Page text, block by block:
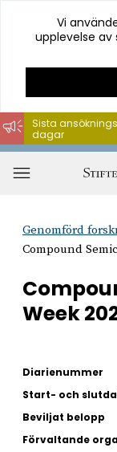
Hoppa
till
innehåll
Vi
upplevelse av
Sista
dagar
Genomförd
Compound
Week
Diarienummer
Start- och
Beviljat belopp
Förvaltande